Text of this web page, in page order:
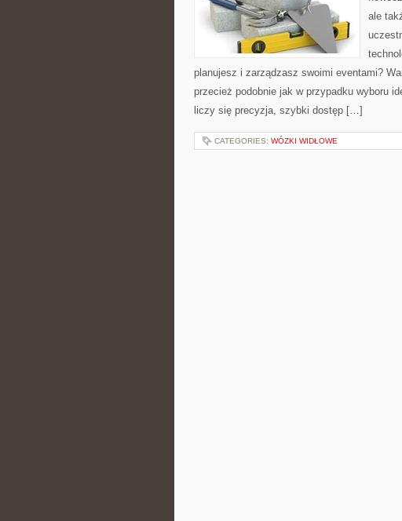
ale
planujesz i zarządzasz swoimi eventami?
przecież podobnie jak w przypadku wyboru
liczy się precyzja, szybki dostęp […]
CATEGORIES: WÓZKI WIDŁOWE